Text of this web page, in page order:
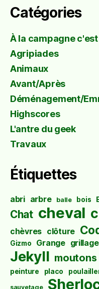
Catégories
À la campagne
Agripiades
Animaux
Avant/Après
Déménagement/
Highscores
L'antre du geek
Travaux
Étiquettes
abri arbre balle bois
Chat cheval
chèvres clôture
Gizmo Grange grillage
Jekyll moutons
peinture placo
sauvetage